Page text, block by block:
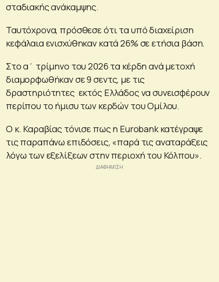
σταδιακής ανάκαμψης.
Ταυτόχρονα, πρόσθεσε ότι τα υπό διαχείριση
κεφάλαια ενισχύθηκαν κατά 26% σε ετήσια βάση.
Στο α΄ τρίμηνο του 2026 τα κέρδη ανά μετοχή
διαμορφωθήκαν σε 9 σεντς, με τις
δραστηριότητες εκτός Ελλάδος να συνεισφέρουν
περίπου το ήμισυ των κερδών του Ομίλου.
Ο κ. Καραβίας τόνισε πως η Eurobank κατέγραψε
τις παραπάνω επιδόσεις, «παρά τις αναταράξεις
λόγω των εξελίξεων στην περιοχή του Κόλπου».